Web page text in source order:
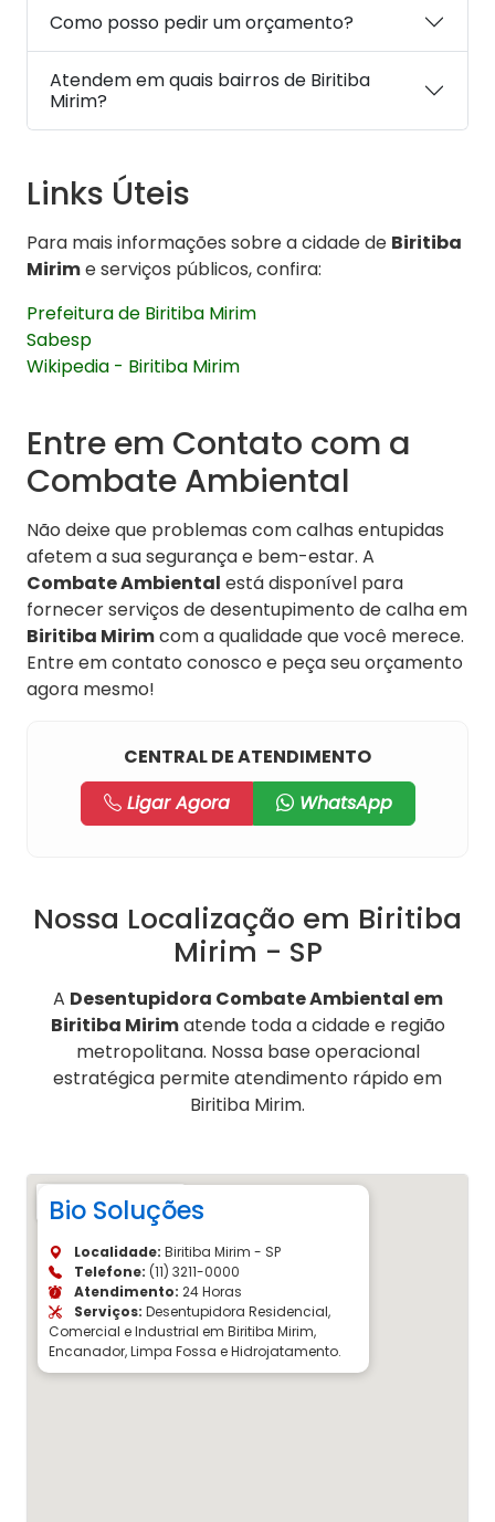
Como posso pedir um orçamento?
Atendem em quais bairros de Biritiba
Mirim?
Links Úteis
Para mais informações sobre a cidade de Biritiba
Mirime serviços públicos, confira:
Prefeitura de Biritiba Mirim
Sabesp
Wikipedia - Biritiba Mirim
Entre em Contato com a
Combate Ambiental
Não deixe que problemas com calhas entupidas
afetem a sua segurança e bem-estar. A
Combate Ambiental está disponível para
fornecer serviços de desentupimento de calha em
Biritiba Mirimcom a qualidade que você merece.
Entre em contato conosco e peça seu orçamento
agora mesmo!
CENTRAL DE ATENDIMENTO
Ligar Agora
WhatsApp
Nossa Localização em Biritiba
Mirim - SP
A Desentupidora Combate Ambiental em
Biritiba Mirimatende toda a cidade e região
metropolitana. Nossa base operacional
estratégica permite atendimento rápido em
Biritiba Mirim.
Bio Soluções
Localidade: Biritiba Mirim - SP
Telefone: (11) 3211-0000
Atendimento: 24 Horas
Serviços: Desentupidora Residencial,
Comercial e Industrial em Biritiba Mirim,
Encanador, Limpa Fossa e Hidrojatamento.